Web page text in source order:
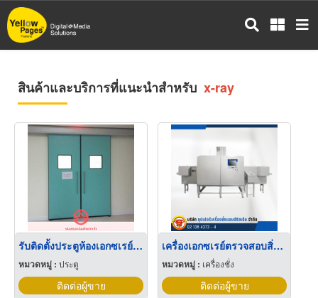
ข้าม
ไป
สินค้าและบริการที่แนะนำสำหรับ x-ray
รับติดตั้งประตูห้องเอกซเรย์ X Ray
หมวดหมู่ : ประตู
ติดต่อผู้ขาย
เครื่องเอกซเรย์ตรวจสอบสิ่งแปลกปลอมในขวด กระป๋อง X-ray Inspection System
หมวดหมู่ : เครื่องชั่ง
ติดต่อผู้ขาย